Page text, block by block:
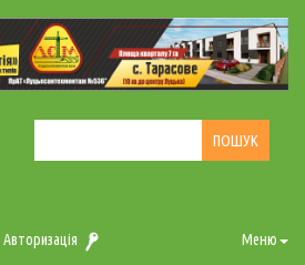
Авторизація Меню